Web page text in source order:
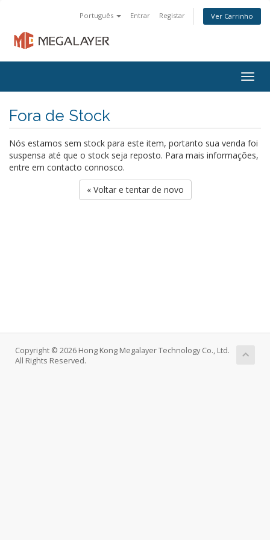
Português Entrar Registar Ver Carrinho
Fora de Stock
Nós estamos sem stock para este item, portanto sua venda foi
suspensa até que o stock seja reposto. Para mais informações,
entre em contacto connosco.
« Voltar e tentar de novo
Copyright © 2026 Hong Kong Megalayer Technology Co., Ltd.
All Rights Reserved.